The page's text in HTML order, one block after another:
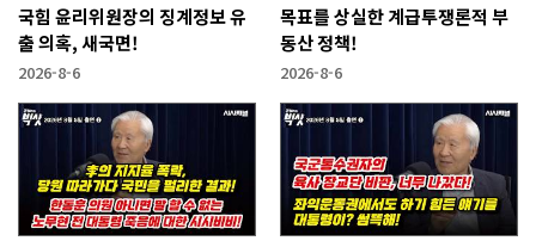
국힘 윤리위원장의 징계정보 유
출 의혹, 새국면!
2026-8-6
목표를 상실한 계급투쟁론적 부
동산 정책!
2026-8-6